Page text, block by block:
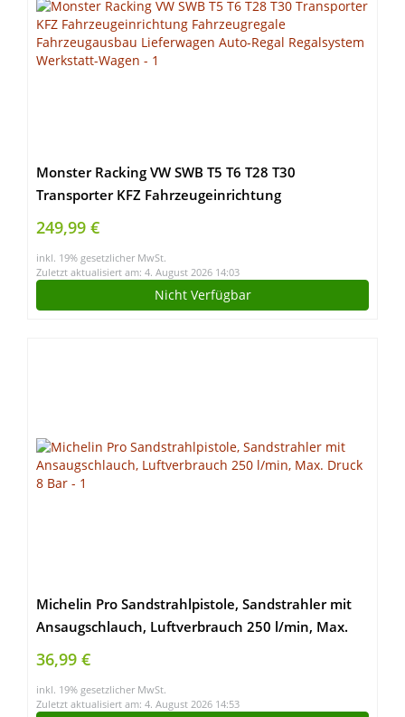
Monster Racking VW SWB T5 T6 T28 T30
Transporter KFZ Fahrzeugeinrichtung
Fahrzeugregale Fahrzeugausbau Lieferwagen
Auto-Regal Regalsystem Werkstatt-Wagen
249,99 €
inkl. 19% gesetzlicher MwSt.
Zuletzt aktualisiert am: 4. August 2026 14:03
Nicht Verfügbar
Michelin Pro Sandstrahlpistole, Sandstrahler mit
Ansaugschlauch, Luftverbrauch 250 l/min, Max.
Druck 8 Bar
36,99 €
inkl. 19% gesetzlicher MwSt.
Zuletzt aktualisiert am: 4. August 2026 14:53